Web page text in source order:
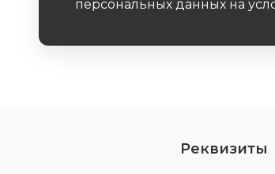
персональных данных на
Реквизиты